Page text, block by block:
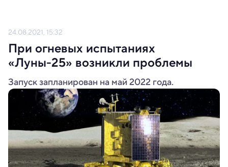
24.08.2021, 15:32
При огневых испытаниях
«Луны-25» возникли проблемы
Запуск запланирован на май 2022 года.